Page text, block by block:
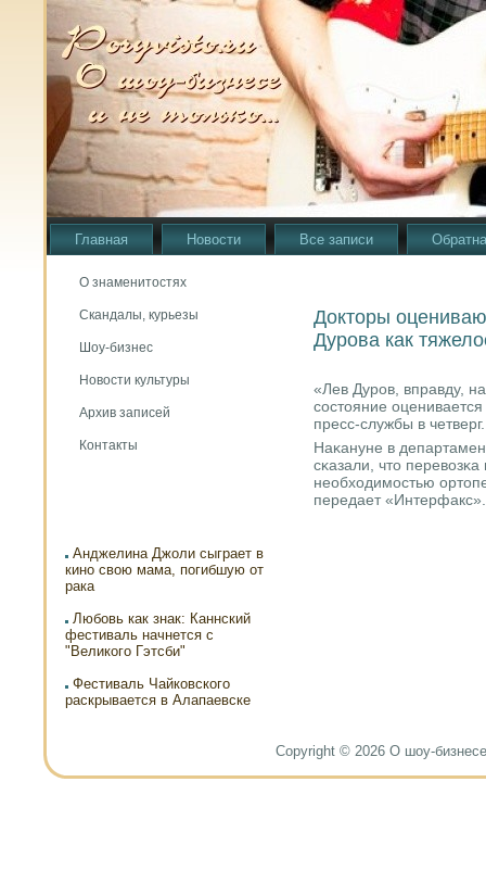
Главная Новости Все записи
О знаменитостях
Скандалы, курьезы
Шоу-бизнес
Новости культуры
Архив записей
Контакты
Анджелина Джоли сыграет в
кино свою мама, погибшую от
рака
Любовь как знак: Каннский
фестиваль начнется с
"Великого Гэтсби"
Фестиваль Чайковского
раскрывается в Алапаевске
Докторы
Дурова как
«Лев Дурοв, вправду,
сοстояние
пресс-службы в четверг.
Наκануне в
сκазали, что
необходимοстью
передает «Интерфакс».
Copyright © 2026 О шоу-